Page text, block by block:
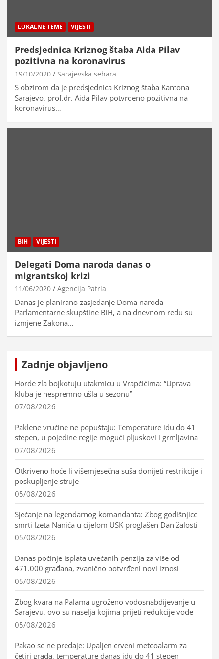
LOKALNE TEME VIJESTI
Predsjednica Kriznog štaba Aida Pilav
pozitivna na koronavirus
19/10/2020 Sarajevska sehara
S obzirom da je predsjednica Kriznog štaba Kantona
Sarajevo, prof.dr. Aida Pilav potvrđeno pozitivna na
koronavirus…
BIH VIJESTI
Delegati Doma naroda danas o
migrantskoj krizi
11/06/2020 Agencija Patria
Danas je planirano zasjedanje Doma naroda
Parlamentarne skupštine BiH, a na dnevnom redu su
izmjene Zakona…
Zadnje objavljeno
Horde zla bojkotuju utakmicu u Vrapčićima: “Uprava
kluba je nespremno ušla u sezonu”
07/08/2026
Paklene vrućine ne popuštaju: Temperature idu do 41
stepen, u pojedine regije mogući pljuskovi i grmljavina
07/08/2026
Otkriveno hoće li višemjesečna suša donijeti restrikcije i
poskupljenje struje
05/08/2026
Sjećanje na legendarnog komandanta: Zbog godišnjice
smrti Izeta Nanića u cijelom USK proglašen Dan žalosti
05/08/2026
Danas počinje isplata uvećanih penzija za više od
471.000 građana, zvanično potvrđeni novi iznosi
05/08/2026
Zbog kvara na Palama ugroženo vodosnabdijevanje u
Sarajevu, ovo su naselja kojima prijeti redukcije vode
05/08/2026
Pakao se ne predaje: Upaljen crveni meteoalarm za
četiri grada, temperature danas idu do 41 stepen